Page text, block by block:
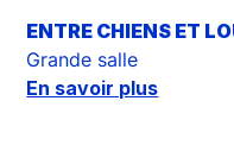
ENTRE CHIENS ET
Grande salle
En savoir plus